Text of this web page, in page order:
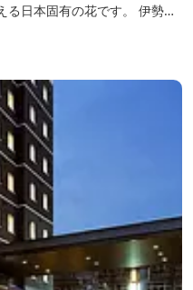
日本固有の花です。 伊勢湾
は、三重県内ではいなべ市、
られ これらの自生地は日本に